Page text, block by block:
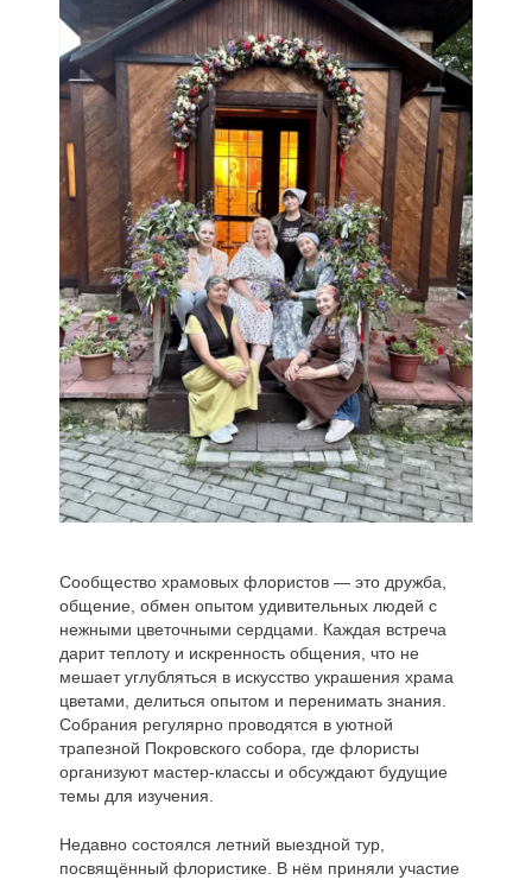
Сообщество храмовых флористов — это дружба,
общение, обмен опытом удивительных людей с
нежными цветочными сердцами. Каждая встреча
дарит теплоту и искренность общения, что не
мешает углубляться в искусство украшения храма
цветами, делиться опытом и перенимать знания.
Собрания регулярно проводятся в уютной
трапезной Покровского собора, где флористы
организуют мастер-классы и обсуждают будущие
темы для изучения.
Недавно состоялся летний выездной тур,
посвящённый флористике. В нём приняли участие